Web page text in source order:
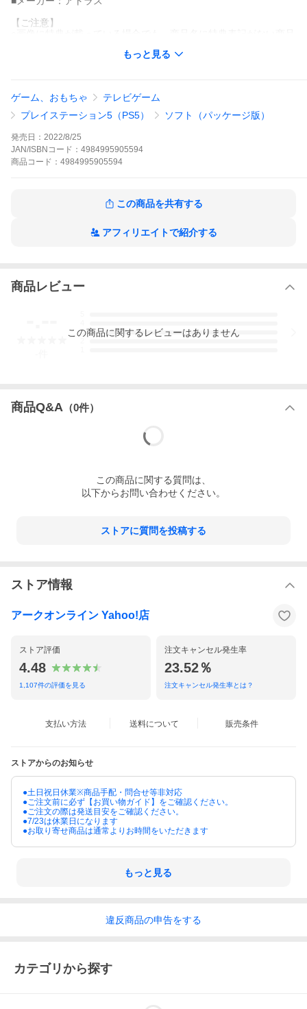
【ご注意】
○画像はイメージです。実際の商品とは異なる場合がございます。
●商品説明をご確認の上、ご購入ください。
◆検索：GP473
【ご購入前にご確認ください】
画像はイメージです。実際の商品とは異なる場合がございます。
予めご了承ください。
※パッケージなど、予告なく変更になる場合がございます。
在庫を共有しており、ご注文のタイミングにより在庫更新が間に
ョッピングの仕様上、出来ない場合はキャンセル処理となりま
合わず、商品の欠品や数量変更となる場合もございます。
【商品内容】
『ペルソナ』や『真・女神転生』シリーズを生み出したアトラス
主人公は人類を超えた知性体Aionの一人であるリンゴ。彼女は迫
りくる世界の破滅を回避する為、
悪魔召喚士「デビルサマナー」たちと手を組み活躍する。
悪魔合体やＣＯＭＰの改造を行い仲間を強化せよ！新システム
「サバト」を駆使し強敵を撃破せよ！
深層を見つけ出すことが出来るか。
の誕生！
もっと見る
ゲーム、おもちゃ
テレビゲーム
プレイステーション5（PS5）
ソフト（パッケージ版）
発売日： 2022/8/25
JAN/ISBNコード： 4984995905594
商品 コード： 4984995905594
この商品を共有する
アフィリエイトで紹介する
商品レビュー
3
この商品に関するレビューはありません
商品Q&A （0件）
この商品に関する質問は、
以下からお問い合わせください。
ストアに質問を投稿する
ストア情報
アークオンライン Yahoo!店
ストア評価
4.48
1,107件の評価を見る
注文キャンセル発生率
23.52％
注文キャンセル発生率とは？
支払い方法 送料について 販売条件
ストアからのお知らせ
●土日祝日休業※商品手配・問合せ等非対応
●ご注文前に必ず【お買い物ガイド】をご確認ください。
●ご注文の際は発送目安をご確認ください。
●7/23は休業日になります
●お取り寄せ商品は通常よりお時間をいただきます
もっと見る
違反商品の申告をする
カテゴリから探す